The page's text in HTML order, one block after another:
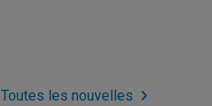
Toutes les nouvelles